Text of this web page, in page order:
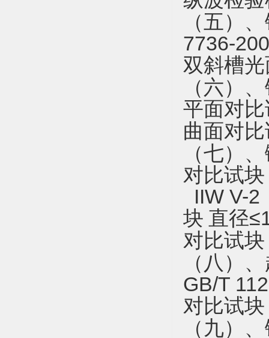
（五）
7736-
双斜槽
（六）
平面对
曲面对
（七）
对比试
IIW V-2
块 直径
对比试
（八）
GB/T
对比试块
（九）